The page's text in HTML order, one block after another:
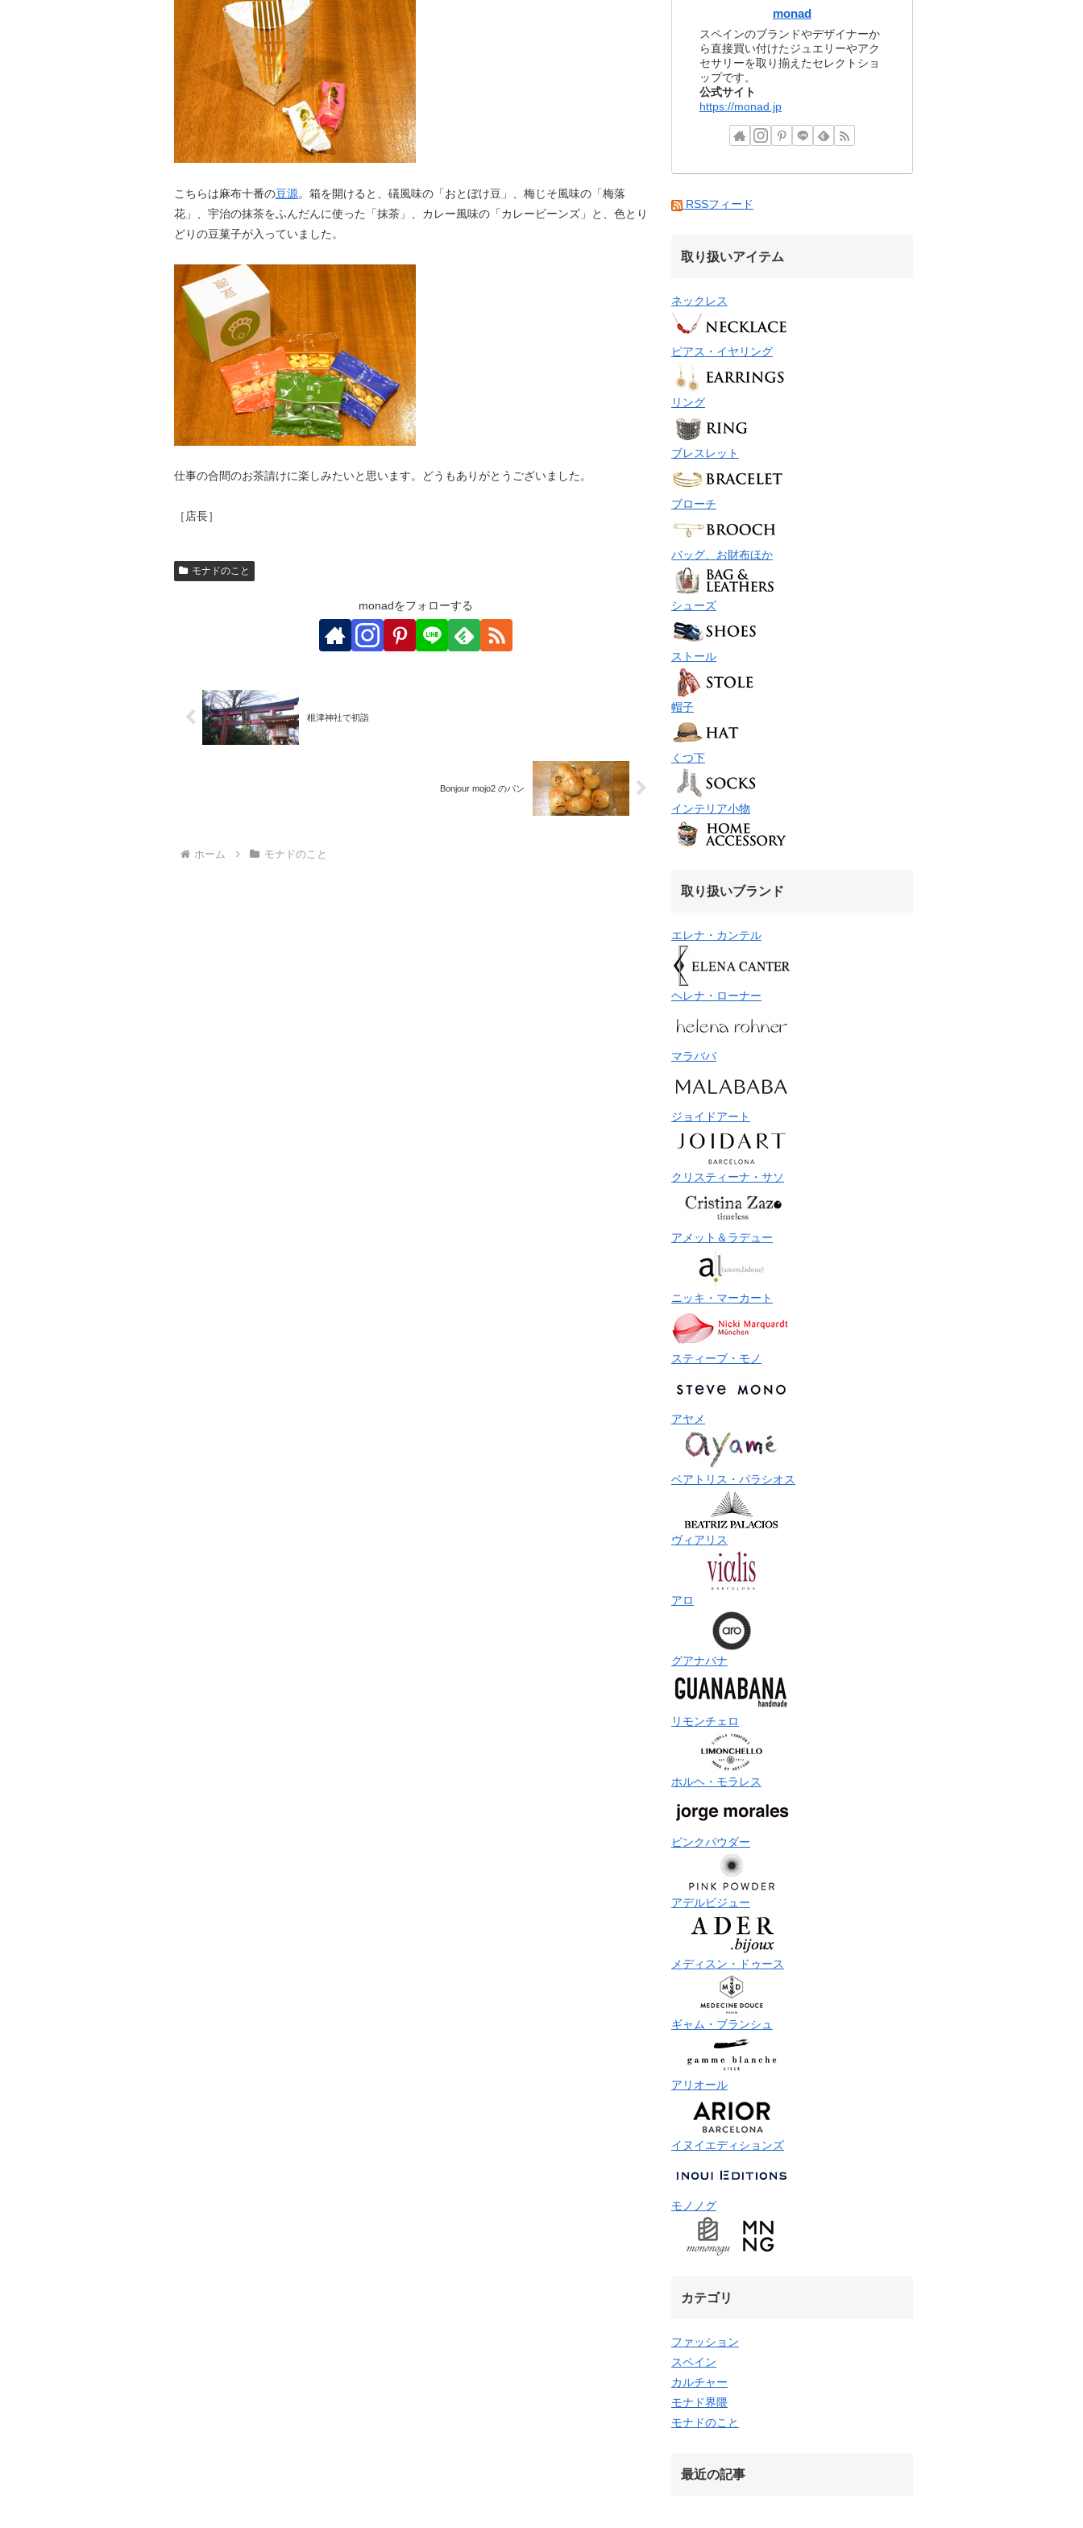
こちらは麻布十番の豆源。箱を開けると、礒風味の「おとぼけ豆」、梅じそ風味の「梅落
花」、宇治の抹茶をふんだんに使った「抹茶」、カレー風味の「カレービーンズ」と、色とり
どりの豆菓子が入っていました。
仕事の合間のお茶請けに楽しみたいと思います。どうもありがとうございました。
［店長］
モナドのこと
monadをフォローする
根津神社で初詣
Bonjour mojo2 のパン
ホーム モナドのこと
monad
スペインのブランドやデザイナーか
ら直接買い付けたジュエリーやアク
セサリーを取り揃えたセレクトショ
ップです。
公式サイト
https://monad.jp
RSSフィード
取り扱いアイテム
ネックレス
ピアス・イヤリング
リング
ブレスレット
ブローチ
バッグ、お財布ほか
シューズ
ストール
帽子
くつ下
インテリア小物
取り扱いブランド
エレナ・カンテル
ヘレナ・ローナー
マラババ
ジョイドアート
クリスティーナ・サソ
アメット＆ラデュー
ニッキ・マーカート
スティーブ・モノ
アヤメ
ベアトリス・パラシオス
ヴィアリス
アロ
グアナバナ
リモンチェロ
ホルヘ・モラレス
ピンクパウダー
アデルビジュー
メディスン・ドゥース
ギャム・ブランシュ
アリオール
イヌイエディションズ
モノノグ
カテゴリ
ファッション
スペイン
カルチャー
モナド界隈
モナドのこと
最近の記事